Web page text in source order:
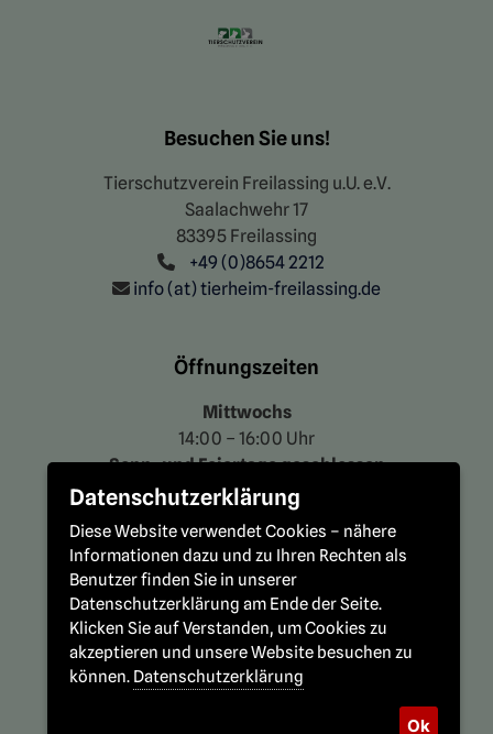
Besuchen Sie uns!
Tierschutzverein Freilassing u.U. e.V.
Saalachwehr 17
83395 Freilassing
+49 (0)8654 2212
info (at) tierheim-freilassing.de
Öffnungszeiten
Mittwochs
14:00 – 16:00 Uhr
Sonn- und Feiertage geschlossen
Telefonische Erreichbarkeit
Bitte haben Sie Verständnis, dass wir trotz
Telefonzeiten nicht immer ans Telefon
gehen können. Schreiben Sie uns bitte
eine Mail aninfo (at) tierheim-
freilassing.deund wir versuchen, so
Datenschutzerklärung
Diese Website verwendet Cookies – nähere
Informationen dazu und zu Ihren Rechten als
Benutzer finden Sie in unserer
Datenschutzerklärung am Ende der Seite.
Klicken Sie auf Verstanden, um Cookies zu
akzeptieren und unsere Website besuchen zu
können. Datenschutzerklärung
Ok